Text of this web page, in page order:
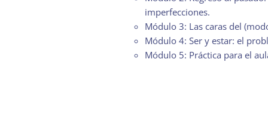
imperfecciones.
Módulo 3: Las caras del
Módulo 4: Ser y estar: el
Módulo 5: Práctica para el